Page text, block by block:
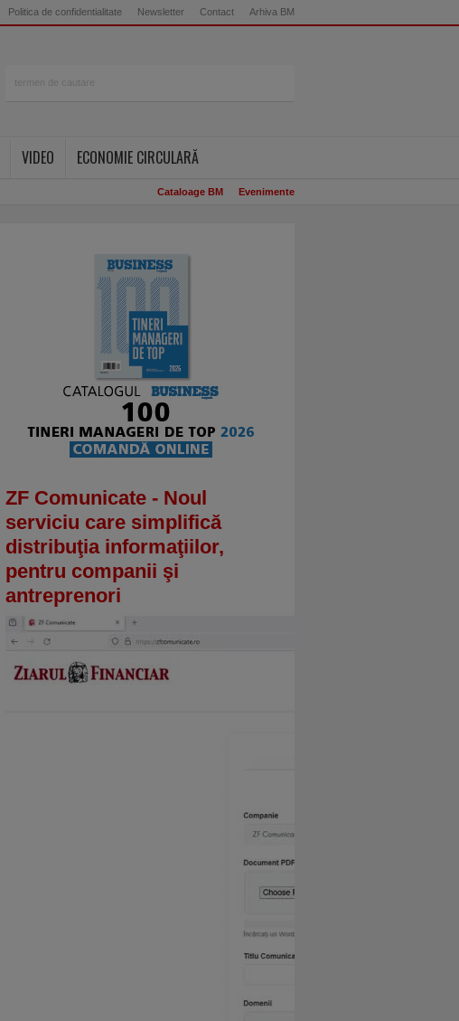
Politica de confidentialitate Newsletter Contact Arhiva BM
VIDEO
ECONOMIE CIRCULARĂ
Cataloage BM Evenimente
ZF Comunicate - Noul
serviciu care simplifică
distribuţia informaţiilor,
pentru companii şi
antreprenori